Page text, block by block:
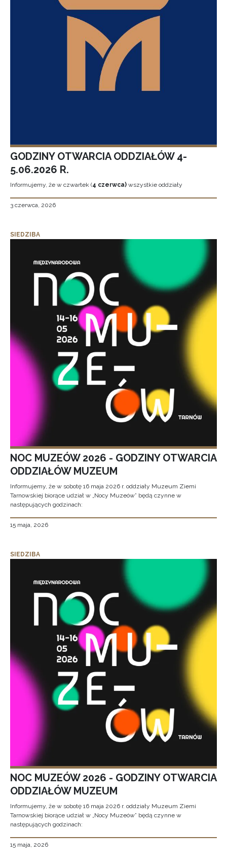
GODZINY OTWARCIA ODDZIAŁÓW 4-
5.06.2026 R.
Informujemy, że w czwartek (4 czerwca) wszystkie oddziały
3 czerwca, 2026
SIEDZIBA
NOC MUZEÓW 2026 - GODZINY OTWARCIA
ODDZIAŁÓW MUZEUM
Informujemy, że w sobotę 16 maja 2026 r. oddziały Muzeum Ziemi
Tarnowskiej biorące udział w „Nocy Muzeów” będą czynne w
następujących godzinach:
15 maja, 2026
SIEDZIBA
NOC MUZEÓW 2026 - GODZINY OTWARCIA
ODDZIAŁÓW MUZEUM
Informujemy, że w sobotę 16 maja 2026 r. oddziały Muzeum Ziemi
Tarnowskiej biorące udział w „Nocy Muzeów” będą czynne w
następujących godzinach:
15 maja, 2026